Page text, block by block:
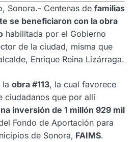
Sonora.- Centenas de familias
se beneficiaron con la obra
habilitada por el Gobierno
de la ciudad, misma que
Enrique Reina Lizárraga.
la obra #113, la cual favorece
ciudadanos que por allí
inversión de 1 millón 929 mil
Fondo de Aportación para
de Sonora, FAIMS.